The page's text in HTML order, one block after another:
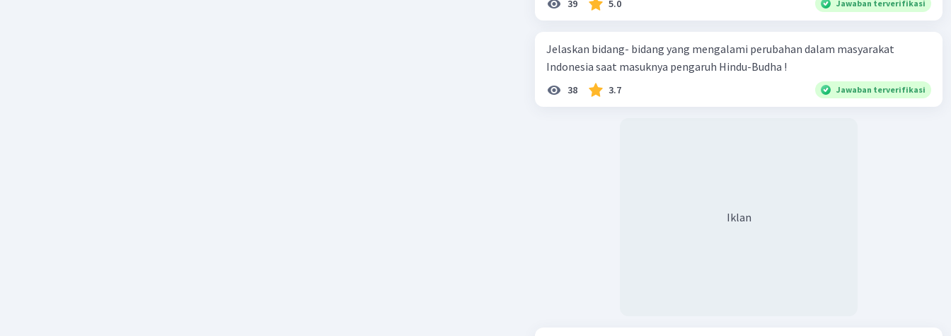
39 5.0 Jawaban terverifikasi
Jelaskan bidang- bidang yang mengalami perubahan dalam masyarakat
Indonesia saat masuknya pengaruh Hindu-Budha !
38 3.7 Jawaban terverifikasi
Iklan